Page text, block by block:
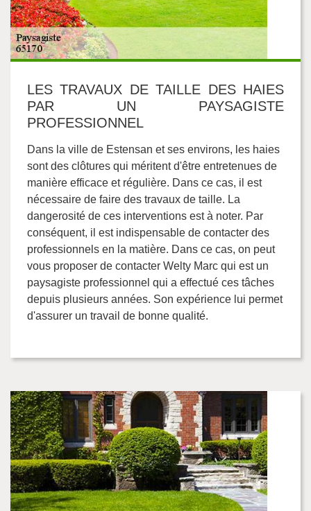
LES TRAVAUX DE TAILLE DES HAIES
PAR UN PAYSAGISTE
PROFESSIONNEL
Dans la ville de Estensan et ses environs, les haies
sont des clôtures qui méritent d'être entretenues de
manière efficace et régulière. Dans ce cas, il est
nécessaire de faire des travaux de taille. La
dangerosité de ces interventions est à noter. Par
conséquent, il est indispensable de contacter des
professionnels en la matière. Dans ce cas, on peut
vous proposer de contacter Welty Marc qui est un
paysagiste professionnel qui a effectué ces tâches
depuis plusieurs années. Son expérience lui permet
d'assurer un travail de bonne qualité.